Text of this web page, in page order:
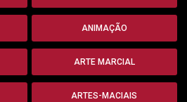
ANIMAÇÃO
ARTE MARCIAL
ARTES-MACIAIS